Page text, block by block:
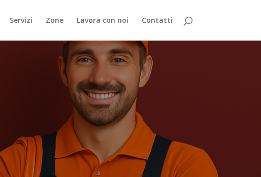
Servizi Zone Lavora con noi Contatti